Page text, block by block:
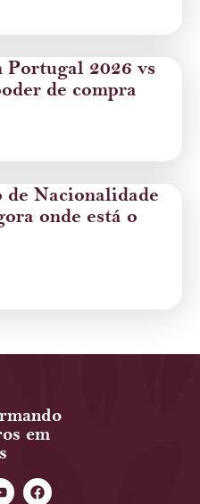
2026 vs
de compra
de Nacionalidade
onde está o
em